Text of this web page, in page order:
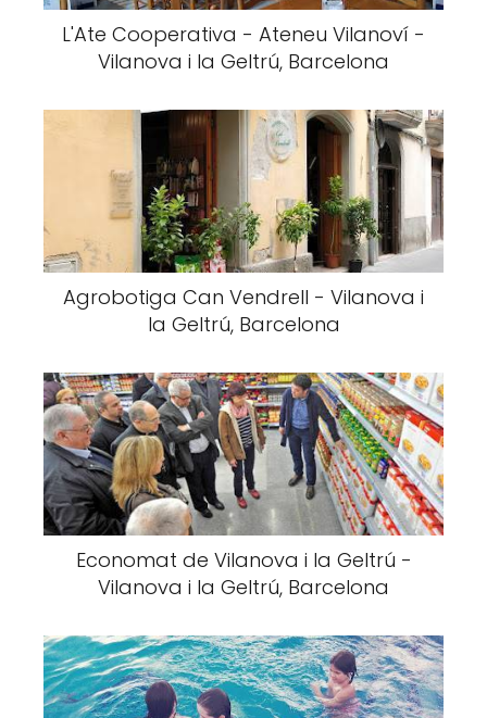
L'Ate Cooperativa - Ateneu Vilanoví -
Vilanova i la Geltrú, Barcelona
Agrobotiga Can Vendrell - Vilanova i
la Geltrú, Barcelona
Economat de Vilanova i la Geltrú -
Vilanova i la Geltrú, Barcelona